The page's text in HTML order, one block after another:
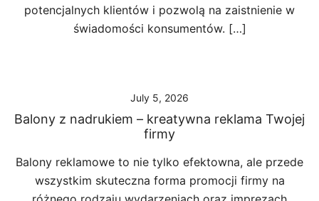
potencjalnych klientów i pozwolą na zaistnienie w
świadomości konsumentów. […]
July 5, 2026
Balony z nadrukiem – kreatywna reklama Twojej
firmy
Balony reklamowe to nie tylko efektowna, ale przede
wszystkim skuteczna forma promocji firmy na